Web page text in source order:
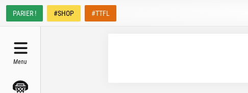
PARIER ! #SHOP #TTFL
Menu